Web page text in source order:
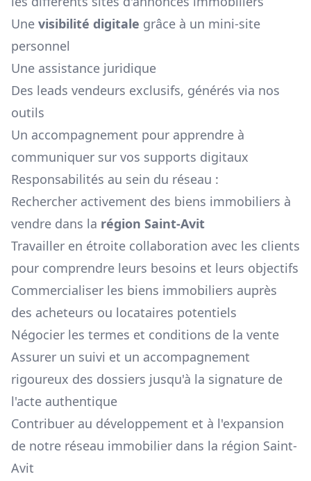
Une visibilité digitale grâce à un mini-site
personnel
Une assistance juridique
Des leads vendeurs exclusifs, générés via nos
outils
Un accompagnement pour apprendre à
communiquer sur vos supports digitaux
Responsabilités au sein du réseau :
Rechercher activement des biens immobiliers à
vendre dans la région Saint-Avit
Travailler en étroite collaboration avec les clients
pour comprendre leurs besoins et leurs objectifs
Commercialiser les biens immobiliers auprès
des acheteurs ou locataires potentiels
Négocier les termes et conditions de la vente
Assurer un suivi et un accompagnement
rigoureux des dossiers jusqu'à la signature de
l'acte authentique
Contribuer au développement et à l'expansion
de notre réseau immobilier dans la région Saint-
Avit